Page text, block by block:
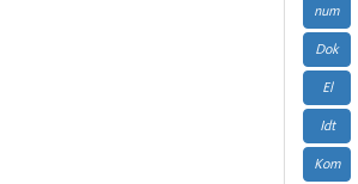
num
Dok
El
Idt
Kom